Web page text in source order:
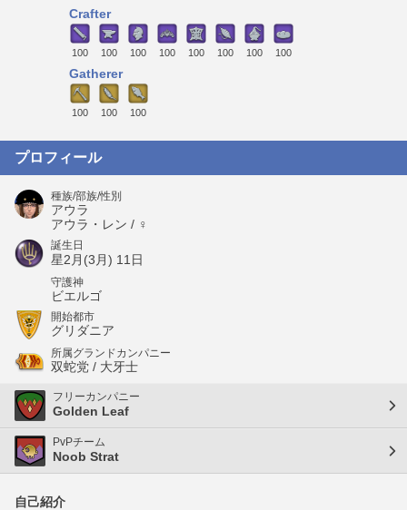
Crafter
100 100 100 100 100 100 100 100
Gatherer
100 100 100
プロフィール
種族/部族/性別
アウラ
アウラ・レン / ♀
誕生日
星2月(3月) 11日
守護神
ビエルゴ
開始都市
グリダニア
所属グランドカンパニー
双蛇党 / 大牙士
フリーカンパニー
Golden Leaf
PvPチーム
Noob Strat
自己紹介